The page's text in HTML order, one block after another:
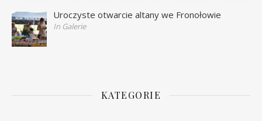
Uroczyste otwarcie altany we Fronołowie
In Galerie
KATEGORIE